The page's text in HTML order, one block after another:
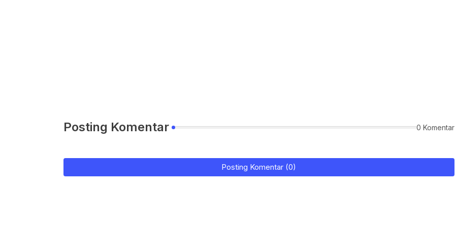
Posting Komentar 0 Komentar
Posting Komentar (0)